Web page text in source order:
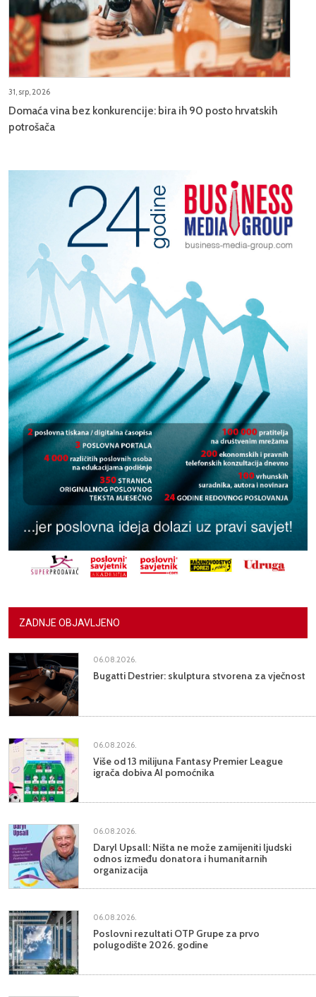
31, srp, 2026
Domaća vina bez konkurencije: bira ih 90 posto hrvatskih
potrošača
ZADNJE OBJAVLJENO
06.08.2026.
Bugatti Destrier: skulptura stvorena za vječnost
06.08.2026.
Više od 13 milijuna Fantasy Premier League
igrača dobiva AI pomoćnika
06.08.2026.
Daryl Upsall: Ništa ne može zamijeniti ljudski
odnos između donatora i humanitarnih
organizacija
06.08.2026.
Poslovni rezultati OTP Grupe za prvo
polugodište 2026. godine